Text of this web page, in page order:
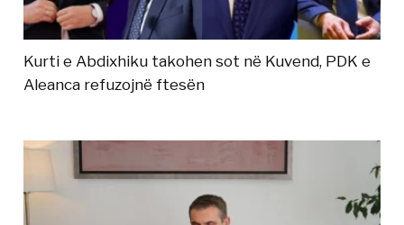
Kurti e Abdixhiku takohen sot në Kuvend, PDK e
Aleanca refuzojnë ftesën